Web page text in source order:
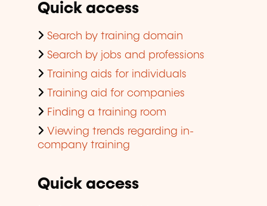
Quick access
Search by training domain
Search by jobs and professions
Training aids for individuals
Training aid for companies
Finding a training room
Viewing trends regarding in-
company training
Quick access